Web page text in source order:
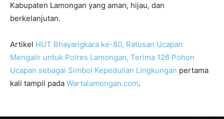
Kabupaten Lamongan yang aman, hijau, dan
berkelanjutan.
Artikel HUT Bhayangkara ke-80, Ratusan Ucapan
Mengalir untuk Polres Lamongan, Terima 126 Pohon
Ucapan sebagai Simbol Kepedulian Lingkungan pertama
kali tampil pada Wartalamongan.com.